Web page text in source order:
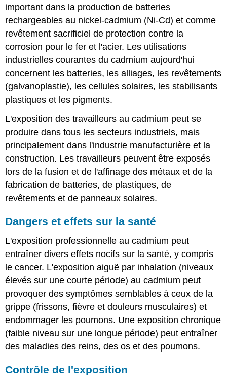
important dans la production de batteries
rechargeables au nickel-cadmium (Ni-Cd) et comme
revêtement sacrificiel de protection contre la
corrosion pour le fer et l'acier. Les utilisations
industrielles courantes du cadmium aujourd'hui
concernent les batteries, les alliages, les revêtements
(galvanoplastie), les cellules solaires, les stabilisants
plastiques et les pigments.
L'exposition des travailleurs au cadmium peut se
produire dans tous les secteurs industriels, mais
principalement dans l'industrie manufacturière et la
construction. Les travailleurs peuvent être exposés
lors de la fusion et de l'affinage des métaux et de la
fabrication de batteries, de plastiques, de
revêtements et de panneaux solaires.
Dangers et effets sur la santé
L'exposition professionnelle au cadmium peut
entraîner divers effets nocifs sur la santé, y compris
le cancer. L'exposition aiguë par inhalation (niveaux
élevés sur une courte période) au cadmium peut
provoquer des symptômes semblables à ceux de la
grippe (frissons, fièvre et douleurs musculaires) et
endommager les poumons. Une exposition chronique
(faible niveau sur une longue période) peut entraîner
des maladies des reins, des os et des poumons.
Contrôle de l'exposition